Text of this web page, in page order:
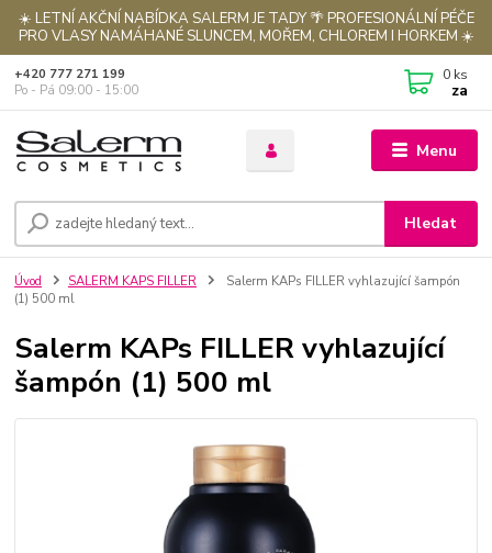
☀️ LETNÍ AKČNÍ NABÍDKA SALERM JE TADY 🌴 PROFESIONÁLNÍ PÉČE
PRO VLASY NAMÁHANÉ SLUNCEM, MOŘEM, CHLOREM I HORKEM ☀️
Menu
Hledat
+420 777 271 199
Po - Pá 09:00 - 15:00
0 ks
za
Úvod SALERM KAPS FILLER
Salerm KAPs FILLER vyhlazující šampón
(1) 500 ml
Salerm KAPs FILLER vyhlazující
šampón (1) 500 ml